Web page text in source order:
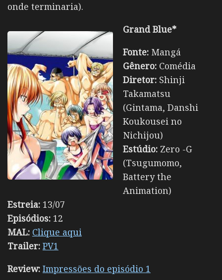
onde terminaria).
Grand Blue*
Fonte: Mangá
Gênero: Comédia
Diretor: Shinji
Takamatsu
(Gintama, Danshi
Koukousei no
Nichijou)
Estúdio: Zero -G
(Tsugumomo,
Battery the
Animation)
Estreia: 13/07
Episódios: 12
MAL: Clique aqui
Trailer: PV1
Review: Impressões do episódio 1